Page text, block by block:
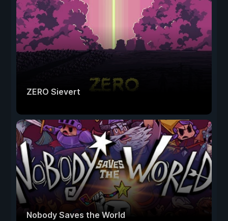
ZERO Sievert
Nobody Saves the World